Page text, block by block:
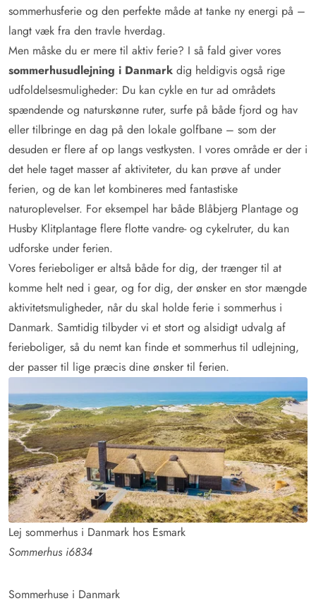
sommerhusferie og den perfekte måde at tanke ny energi på –
langt væk fra den travle hverdag.
Men måske du er mere til aktiv ferie? I så fald giver vores
sommerhusudlejning i Danmark dig heldigvis også rige
udfoldelsesmuligheder: Du kan cykle en tur ad områdets
spændende og naturskønne ruter, surfe på både fjord og hav
eller tilbringe en dag på den lokale golfbane – som der
desuden er flere af op langs vestkysten. I vores område er der i
det hele taget masser af aktiviteter, du kan prøve af under
ferien, og de kan let kombineres med fantastiske
naturoplevelser. For eksempel har både Blåbjerg Plantage og
Husby Klitplantage flere flotte vandre- og cykelruter, du kan
udforske under ferien.
Vores ferieboliger er altså både for dig, der trænger til at
komme helt ned i gear, og for dig, der ønsker en stor mængde
aktivitetsmuligheder, når du skal holde ferie i sommerhus i
Danmark. Samtidig tilbyder vi et stort og alsidigt udvalg af
ferieboliger, så du nemt kan finde et sommerhus til udlejning,
der passer til lige præcis dine ønsker til ferien.
Lej sommerhus i Danmark hos Esmark
Sommerhus i6834
Sommerhuse i Danmark